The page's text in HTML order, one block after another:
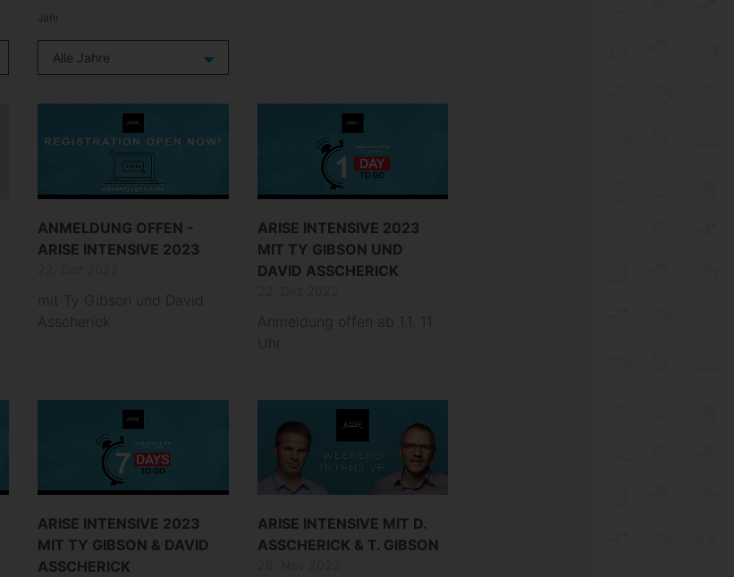
Jahr
ANMELDUNG OFFEN -
ARISE INTENSIVE 2023
mit Ty Gibson und David
Asscherick
ARISE INTENSIVE 2023
MIT TY GIBSON UND
DAVID ASSCHERICK
Anmeldung offen ab 1.1. 11
Uhr
ARISE INTENSIVE 2023
MIT TY GIBSON & DAVID
ASSCHERICK
ARISE INTENSIVE MIT D.
ASSCHERICK & T. GIBSON